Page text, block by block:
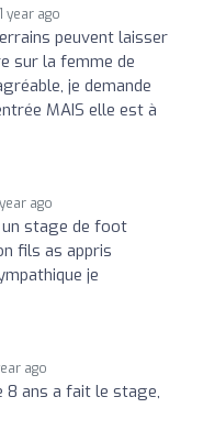
1 year ago
peuvent laisser
sur la femme de
je demande
MAIS elle est à
ago
stage de foot
fils as appris
je
ago
8 ans a fait le stage,